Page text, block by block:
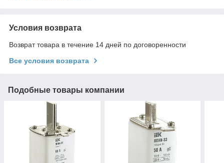
Условия возврата
Возврат товара в течение 14 дней по договоренности
Все условия возврата
Подобные товары компании